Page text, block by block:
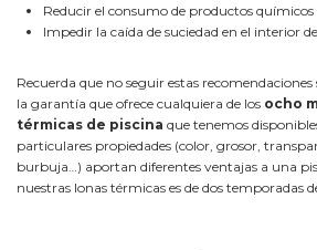
Reducir el consumo de productos químicos
Impedir la caída de suciedad en el interior
Recuerda que no seguir estas
la garantía que ofrece cualquiera de los ocho
térmicas de piscina que tenemos
particulares propiedades (color, grosor,
burbuja…) aportan diferentes ventajas a una
nuestras lonas térmicas es de dos temporadas